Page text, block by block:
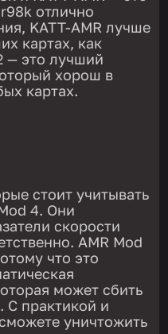
отлично
KATT-AMR лучше
картах, как
— это лучший
хорош в
картах.
стоит учитывать
4. Они
скорости
AMR Mod
что это
может сбить
С практикой и
уничтожить